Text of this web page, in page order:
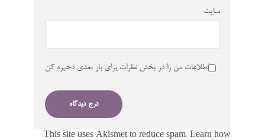
سایت
اطلاعات من را در بخش نظرات برای بار بعدی ذخیره کن
This site uses Akismet to reduce spam. Learn how